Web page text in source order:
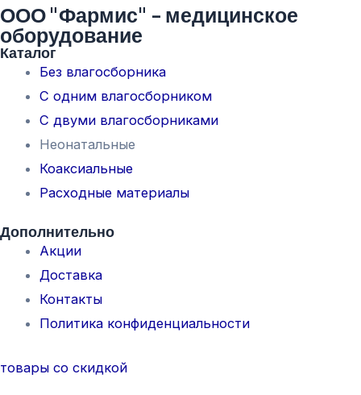
ООО "Фармис" - медицинское
оборудование
Каталог
Без влагосборника
С одним влагосборником
С двуми влагосборниками
Неонатальные
Коаксиальные
Расходные материалы
Дополнительно
Акции
Доставка
Контакты
Политика конфиденциальности
товары со скидкой